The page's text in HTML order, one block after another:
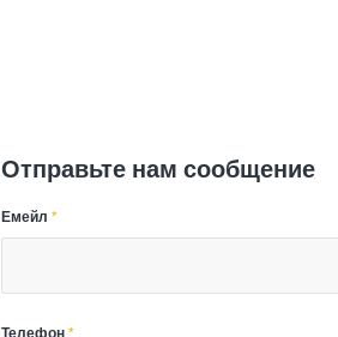
Отправьте нам сообщение
Емейл *
Телефон*